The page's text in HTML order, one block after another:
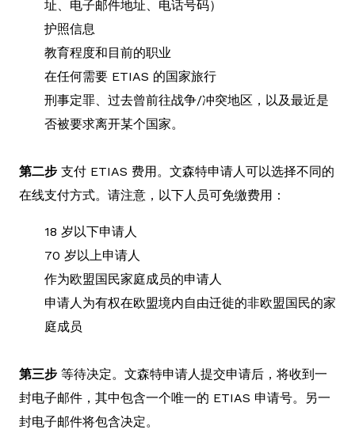
址、电子邮件地址、电话号码）
护照信息
教育程度和目前的职业
在任何需要 ETIAS 的国家旅行
刑事定罪、过去曾前往战争/冲突地区，以及最近是
否被要求离开某个国家。
第二步 支付 ETIAS 费用。文森特申请人可以选择不同的
在线支付方式。请注意，以下人员可免缴费用：
18 岁以下申请人
70 岁以上申请人
作为欧盟国民家庭成员的申请人
申请人为有权在欧盟境内自由迁徙的非欧盟国民的家
庭成员
第三步 等待决定。文森特申请人提交申请后，将收到一
封电子邮件，其中包含一个唯一的 ETIAS 申请号。另一
封电子邮件将包含决定。